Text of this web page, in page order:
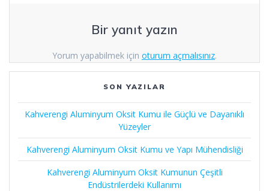
Bir yanıt yazın
Yorum yapabilmek için oturum açmalısınız.
SON YAZILAR
Kahverengi Aluminyum Oksit Kumu ile Güçlü ve Dayanıklı
Yüzeyler
Kahverengi Aluminyum Oksit Kumu ve Yapı Mühendisliği
Kahverengi Aluminyum Oksit Kumunun Çeşitli
Endüstrilerdeki Kullanımı